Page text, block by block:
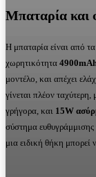
Μπαταρία και
Η μπαταρία είναι από
χωρητικότητα 4900
μοντέλο, και απέχει
γίνεται πλέον ταχύτερη,
γρήγορα, και 15W
σύστημα
μια ειδική θήκη μπορεί